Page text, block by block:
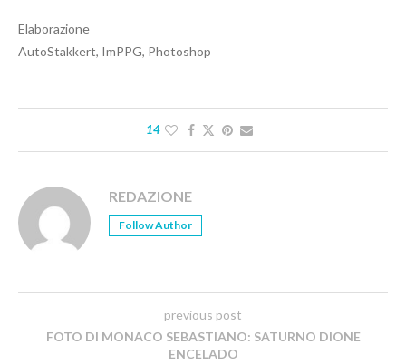
Elaborazione
AutoStakkert, ImPPG, Photoshop
14
REDAZIONE
Follow Author
previous post
FOTO DI MONACO SEBASTIANO: SATURNO DIONE
ENCELADO